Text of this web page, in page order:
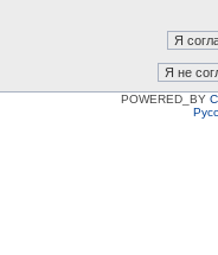
POWERED_BY